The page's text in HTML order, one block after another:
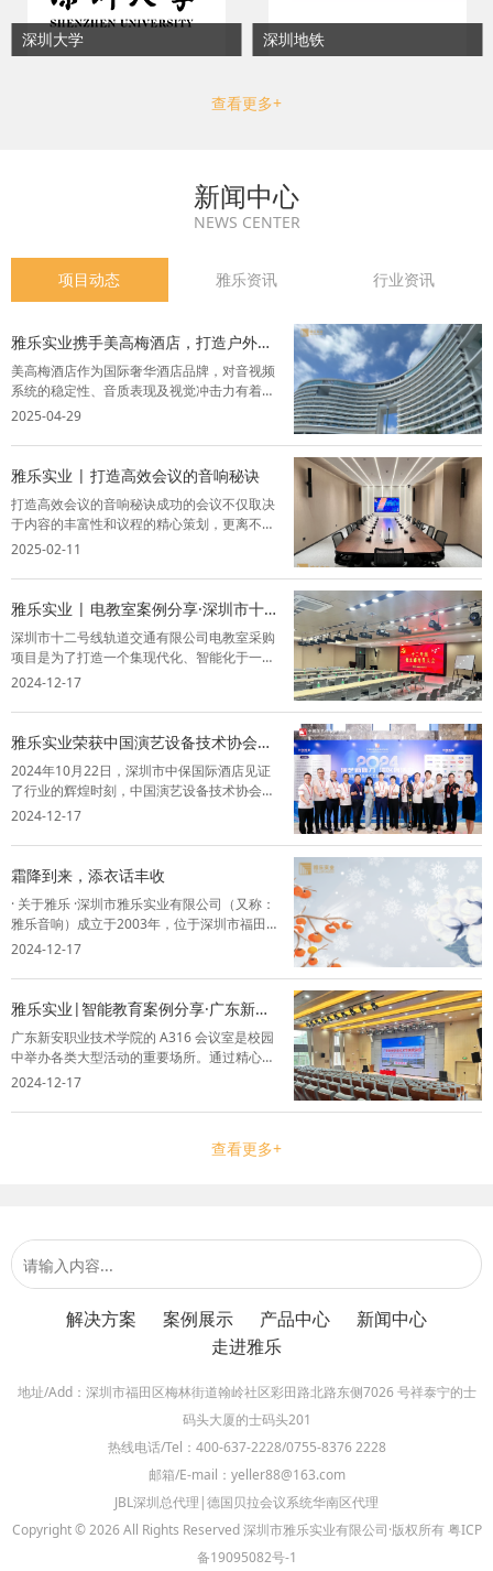
深圳大学 深圳地铁
查看更多+
新闻中心
NEWS CENTER
项目动态 雅乐资讯 行业资讯
雅乐实业携手美高梅酒店，打造户外M
秀舞台视听盛宴
美高梅酒店作为国际奢华酒店品牌，对音视频
系统的稳定性、音质表现及视觉冲击力有着严
苛要求。雅乐实业凭借丰富的行业经验，为其
案，精选品牌设备，结合智能化控制技术，为
酒店呈现了一场声光交融的完美盛宴。项目背
景...
2025-04-29
雅乐实业 | 打造高效会议的音响秘诀
打造高效会议的音响秘诀成功的会议不仅取决
于内容的丰富性和议程的精心策划，更离不开
一套卓越的音视频系统。音视频系统能够让与
为与会者创造一个舒适、高效的交流环境。以
下是打造卓越会议音视频系统的几个关键因
素...
2025-02-11
雅乐实业 | 电教室案例分享·深圳市十二
号线轨道交通有限公司
深圳市十二号线轨道交通有限公司电教室采购
项目是为了打造一个集现代化、智能化于一体
的培训环境。这个新环境不仅将为员工提供一
他们的专业技能和工作效率，从而推动公司整
体发展。雅乐作为该项目的解决方案提供商
和...
2024-12-17
雅乐实业荣获中国演艺设备技术协会深
圳市办事处成立五周年突出贡献奖！
2024年10月22日，深圳市中保国际酒店见证
了行业的辉煌时刻，中国演艺设备技术协会深
圳市办事处成立五周年庆典暨技术交流会盛大
公司荣幸出席，并在行业中留下了浓墨重彩的
一笔。会议汇集了行业内的专家、企业...
2024-12-17
霜降到来，添衣话丰收
· 关于雅乐 ·深圳市雅乐实业有限公司（又称：
雅乐音响）成立于2003年，位于深圳市福田区
祥泰宁的士码头大厦二楼，是集方案设计、安
范围涵盖政府机关、医疗、教育、金融、文旅
等，是行业内少有的专业型智能音...
2024-12-17
雅乐实业|智能教育案例分享·广东新安
职业技术学院
广东新安职业技术学院的 A316 会议室是校园
中举办各类大型活动的重要场所。通过精心的
空间布局、声学优化和设备调试，能够为师生
教学的吸引力和提升空间的使用效率。雅乐实
2024-12-17
查看更多+
解决方案 案例展示 产品中心
新闻中心
走进雅乐
地址/Add：深圳市福田区梅林街道翰岭社区彩田路北路东侧7026 号祥泰宁的士
码头大厦的士码头201
热线电话/Tel：400-637-2228/0755-8376 2228
邮箱/E-mail：yeller88@163.com
JBL深圳总代理|德国贝拉会议系统华南区代理
Copyright © 2026 All Rights Reserved 深圳市雅乐实业有限公司·版权所有粤ICP
备19095082号-1